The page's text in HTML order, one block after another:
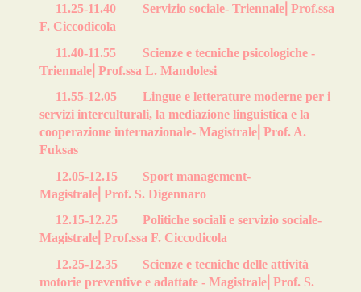
11.25-11.40
Servizio sociale- Triennale ⎜Prof.ssa
F. Ciccodicola
11.40-11.55
Scienze e tecniche psicologiche -
Triennale ⎜Prof.ssa L. Mandolesi
11.55-12.05
Lingue e letterature moderne per i
servizi interculturali, la mediazione linguistica e la
cooperazione internazionale- Magistrale ⎜Prof. A.
Fuksas
12.05-12.15
Sport management-
Magistrale ⎜Prof. S. Digennaro
12.15-12.25
Politiche sociali e servizio sociale-
Magistrale ⎜Prof.ssa F. Ciccodicola
12.25-12.35
Scienze e tecniche delle attività
motorie preventive e adattate - Magistrale ⎜Prof. S.